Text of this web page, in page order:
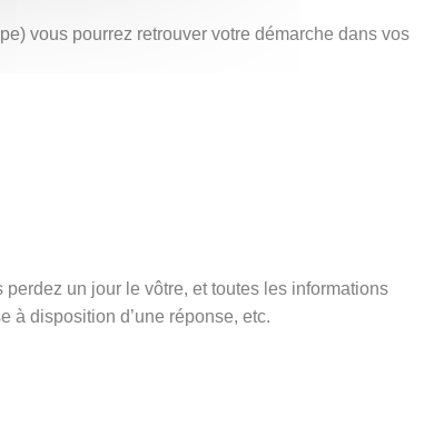
vous pourrez retrouver votre démarche dans vos
un jour le vôtre, et toutes les informations
à disposition d’une réponse, etc.